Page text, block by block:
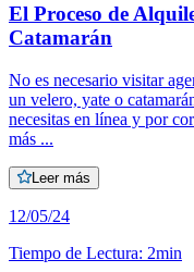
El Proceso de
Catamarán
No es necesario visitar
un velero, yate o
necesitas en línea y por
más ...
Leer más
12/05/24
Tiempo de Lectura: 2min